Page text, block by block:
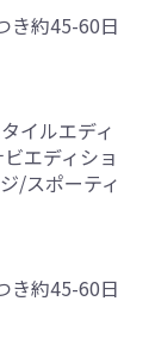
約45-60日
イルエディ
エディショ
/スポーティ
約45-60日